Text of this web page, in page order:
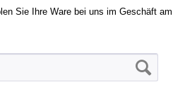
Sie Ihre Ware bei uns im Geschäft